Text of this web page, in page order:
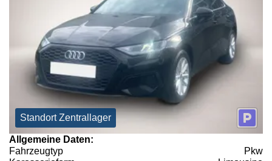
Standort Zentrallager
Allgemeine Daten:
Fahrzeugtyp
Pkw